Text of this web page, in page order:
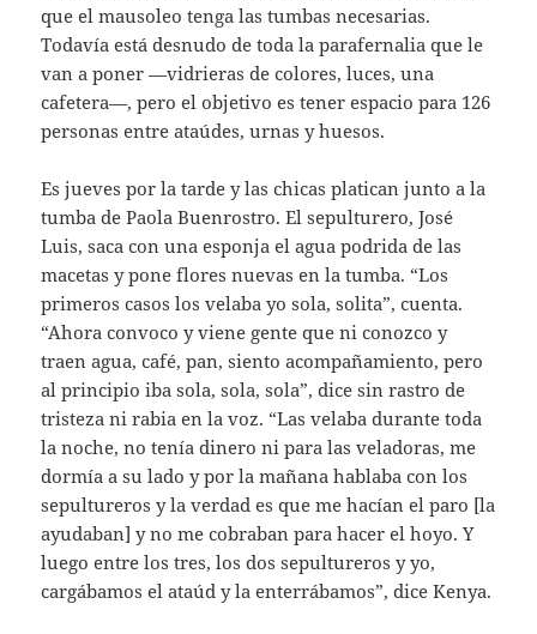
que el mausoleo tenga las tumbas necesarias.
Todavía está desnudo de toda la parafernalia que le
van a poner —vidrieras de colores, luces, una
cafetera—, pero el objetivo es tener espacio para 126
personas entre ataúdes, urnas y huesos.
Es jueves por la tarde y las chicas platican junto a la
tumba de Paola Buenrostro. El sepulturero, José
Luis, saca con una esponja el agua podrida de las
macetas y pone flores nuevas en la tumba. “Los
primeros casos los velaba yo sola, solita”, cuenta.
“Ahora convoco y viene gente que ni conozco y
traen agua, café, pan, siento acompañamiento, pero
al principio iba sola, sola, sola”, dice sin rastro de
tristeza ni rabia en la voz. “Las velaba durante toda
la noche, no tenía dinero ni para las veladoras, me
dormía a su lado y por la mañana hablaba con los
sepultureros y la verdad es que me hacían el paro [la
ayudaban] y no me cobraban para hacer el hoyo. Y
luego entre los tres, los dos sepultureros y yo,
cargábamos el ataúd y la enterrábamos”, dice Kenya.